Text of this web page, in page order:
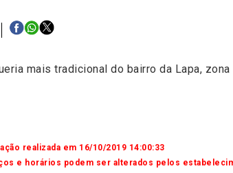
mais tradicional do bairro da Lapa,
realizada em 16/10/2019 14:00:33
e horários podem ser alterados pelos